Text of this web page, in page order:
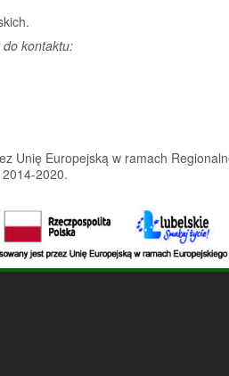
do kontaktu:
Unię Europejską w ramach
2020.